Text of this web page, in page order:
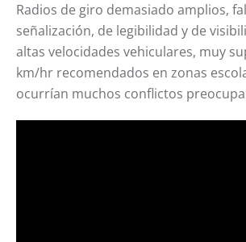
Radios de giro demasiado amplios,
señalización, de legibilidad y de
altas velocidades vehiculares, muy
km/hr recomendados en zonas
ocurrían muchos conflictos